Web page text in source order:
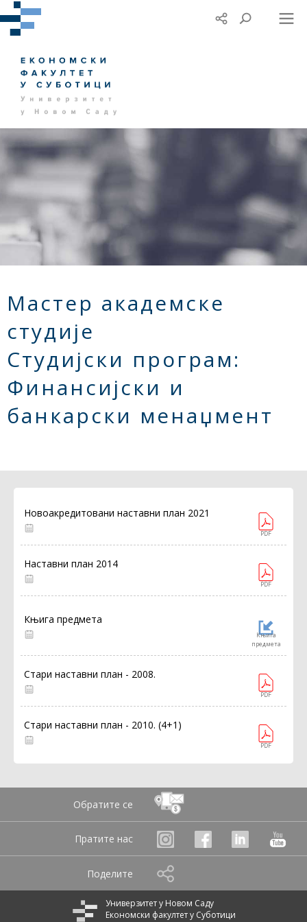
Мастер академске
студије
Студијски програм:
Финансијски и
банкарски менаџмент
Новоакредитовани наставни план 2021
PDF
Наставни план 2014
PDF
Књига предмета
Књига
предмета
Стари наставни план - 2008.
PDF
Стари наставни план - 2010. (4+1)
PDF
Универзитет у Новом Саду
Економски факултет у Суботици
Пратите нас
Поделите
Обратите се